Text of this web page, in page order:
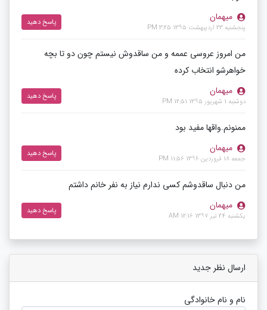
میهمان
پنجشنبه 23 اردیبهشت 1395 3:25 PM
پاسخ دهید
من امروز عروسی عممه و من ساقدوش نیستم چون دو تا بچه
خواهرشو انتخاب کرده
میهمان
دوشنبه 1 شهریور 1395 12:51 PM
پاسخ دهید
ممنونم.واقها مفید بود
میهمان
جمعه 18 فروردین 1396 11:56 PM
پاسخ دهید
من دنبال ساقدوشم کسی ندارم نیاز به نفر خانم داشتم
میهمان
یکشنبه 24 تیر 1397 12:16 AM
پاسخ دهید
ارسال نظر جدید
نام و نام خانوادگی